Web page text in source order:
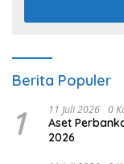
Berita Populer
1 11 Juli 2026 0
Aset
2026